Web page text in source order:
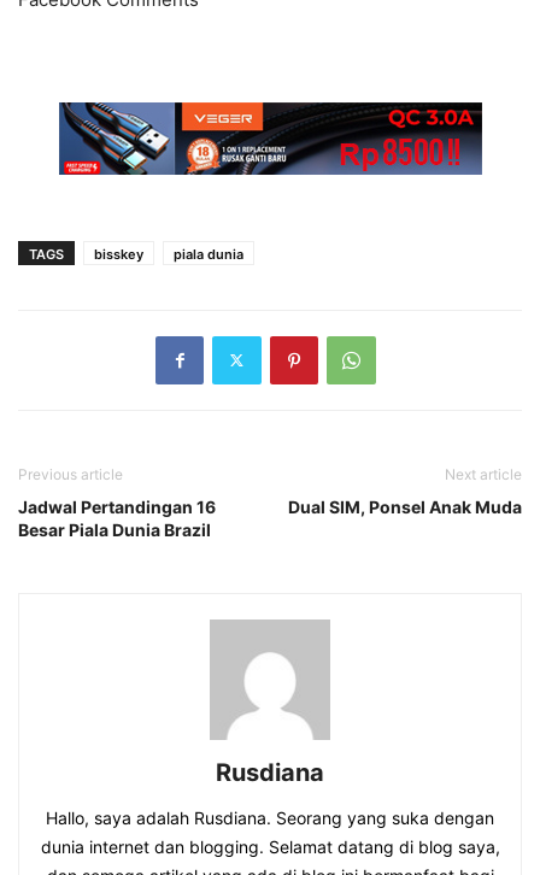
TAGS bisskey piala dunia
Previous article
Jadwal Pertandingan 16
Besar Piala Dunia Brazil
Next article
Dual SIM, Ponsel Anak Muda
Rusdiana
Hallo, saya adalah Rusdiana. Seorang yang suka dengan
dunia internet dan blogging. Selamat datang di blog saya,